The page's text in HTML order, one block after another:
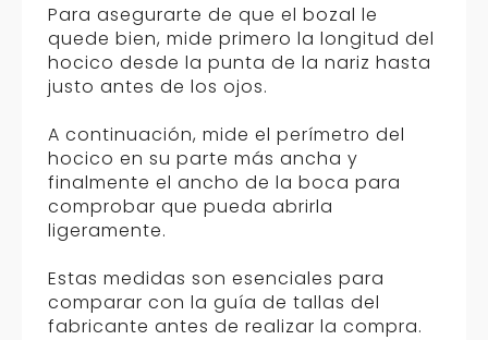
Para asegurarte de que el bozal le
quede bien, mide primero la longitud del
hocico desde la punta de la nariz hasta
justo antes de los ojos.
A continuación, mide el perímetro del
hocico en su parte más ancha y
finalmente el ancho de la boca para
comprobar que pueda abrirla
ligeramente.
Estas medidas son esenciales para
comparar con la guía de tallas del
fabricante antes de realizar la compra.